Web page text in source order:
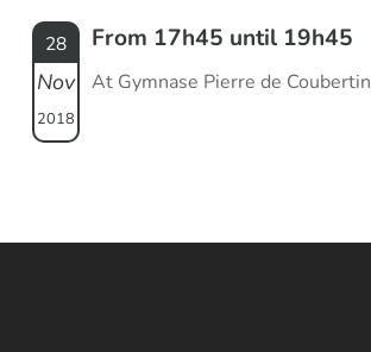
28
Nov
2018
From 17h45 until 19h45
At Gymnase Pierre de Coubertin